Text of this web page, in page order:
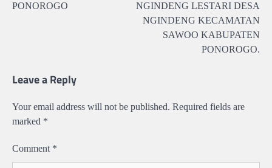
PONOROGO
NGINDENG LESTARI DESA
NGINDENG KECAMATAN
SAWOO KABUPATEN
PONOROGO.
Leave a Reply
Your email address will not be published. Required fields are
marked *
Comment *